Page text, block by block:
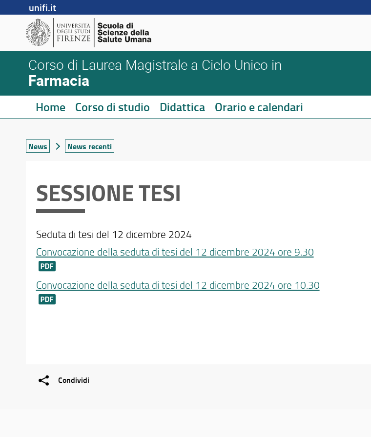
unifi.it
Corso di Laurea Magistrale a Ciclo Unico in
Farmacia
Home Corso di studio Didattica Orario e calendari
News News recenti
SESSIONE TESI
Seduta di tesi del 12 dicembre 2024
Convocazione della seduta di tesi del 12 dicembre 2024 ore 9.30
Convocazione della seduta di tesi del 12 dicembre 2024 ore 10.30
Condividi